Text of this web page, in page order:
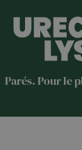
Parés. Pour le